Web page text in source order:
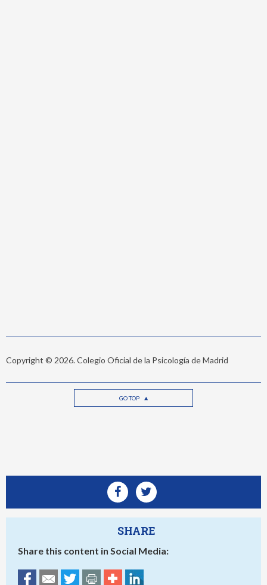
Copyright © 2026. Colegio Oficial de la Psicología de Madrid
GO TOP
SHARE
Share this content in Social Media: